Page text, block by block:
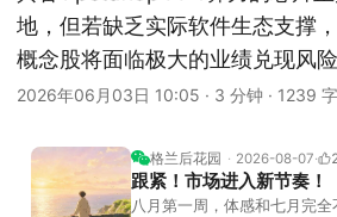
地，但若缺乏实际软件生态支撑
概念股将面临极大的业绩兑现风险
2026年06月03日 10:05 · 3 分钟 · 1239 字
格兰后花园 2026-08-07
跟紧！市场进入新节奏！
八月第一周，体感和七月完